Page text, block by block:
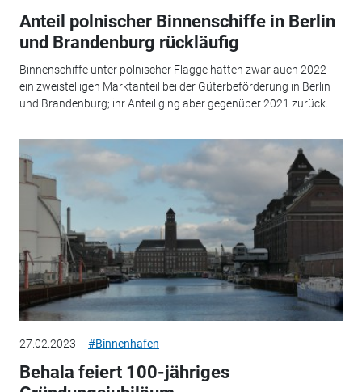
Anteil polnischer Binnenschiffe in Berlin
und Brandenburg rückläufig
Binnenschiffe unter polnischer Flagge hatten zwar auch 2022
ein zweistelligen Marktanteil bei der Güterbeförderung in Berlin
und Brandenburg; ihr Anteil ging aber gegenüber 2021 zurück.
27.02.2023 #Binnenhafen
Behala feiert 100-jähriges